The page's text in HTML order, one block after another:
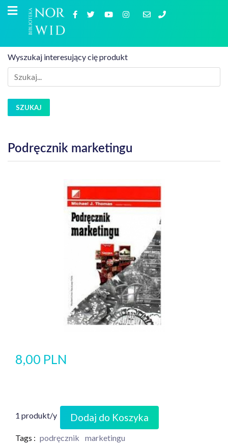
Wyszukaj interesujący cię produkt
SZUKAJ
Podręcznik marketingu
8,00 PLN
1 produkt/y Dodaj do Koszyka
Tags : podręcznik marketingu